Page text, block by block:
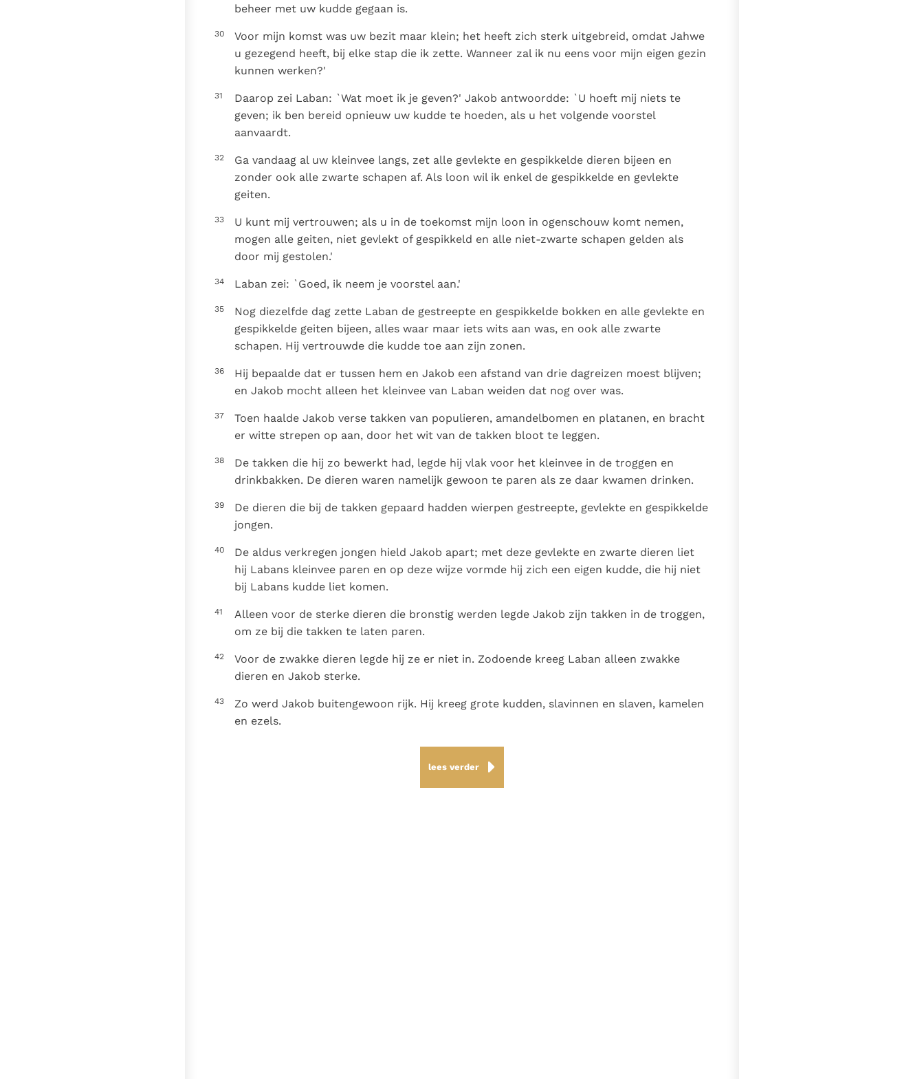
beheer met uw kudde gegaan is.
30
Voor mijn komst was uw bezit maar klein; het heeft zich sterk uitgebreid, omdat Jahwe
u gezegend heeft, bij elke stap die ik zette. Wanneer zal ik nu eens voor mijn eigen gezin
kunnen werken?'
31
Daarop zei Laban: `Wat moet ik je geven?' Jakob antwoordde: `U hoeft mij niets te
geven; ik ben bereid opnieuw uw kudde te hoeden, als u het volgende voorstel
aanvaardt.
32
Ga vandaag al uw kleinvee langs, zet alle gevlekte en gespikkelde dieren bijeen en
zonder ook alle zwarte schapen af. Als loon wil ik enkel de gespikkelde en gevlekte
geiten.
33
U kunt mij vertrouwen; als u in de toekomst mijn loon in ogenschouw komt nemen,
mogen alle geiten, niet gevlekt of gespikkeld en alle niet-zwarte schapen gelden als
door mij gestolen.'
34 Laban zei: `Goed, ik neem je voorstel aan.'
35
Nog diezelfde dag zette Laban de gestreepte en gespikkelde bokken en alle gevlekte en
gespikkelde geiten bijeen, alles waar maar iets wits aan was, en ook alle zwarte
schapen. Hij vertrouwde die kudde toe aan zijn zonen.
36
Hij bepaalde dat er tussen hem en Jakob een afstand van drie dagreizen moest blijven;
en Jakob mocht alleen het kleinvee van Laban weiden dat nog over was.
37
Toen haalde Jakob verse takken van populieren, amandelbomen en platanen, en bracht
er witte strepen op aan, door het wit van de takken bloot te leggen.
38
De takken die hij zo bewerkt had, legde hij vlak voor het kleinvee in de troggen en
drinkbakken. De dieren waren namelijk gewoon te paren als ze daar kwamen drinken.
39
De dieren die bij de takken gepaard hadden wierpen gestreepte, gevlekte en gespikkelde
jongen.
40
De aldus verkregen jongen hield Jakob apart; met deze gevlekte en zwarte dieren liet
hij Labans kleinvee paren en op deze wijze vormde hij zich een eigen kudde, die hij niet
bij Labans kudde liet komen.
41
Alleen voor de sterke dieren die bronstig werden legde Jakob zijn takken in de troggen,
om ze bij die takken te laten paren.
42
Voor de zwakke dieren legde hij ze er niet in. Zodoende kreeg Laban alleen zwakke
dieren en Jakob sterke.
43
Zo werd Jakob buitengewoon rijk. Hij kreeg grote kudden, slavinnen en slaven, kamelen
en ezels.
lees verder